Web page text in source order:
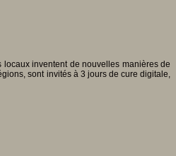
inventent de nouvelles manières de
sont invités à 3 jours de cure digitale,